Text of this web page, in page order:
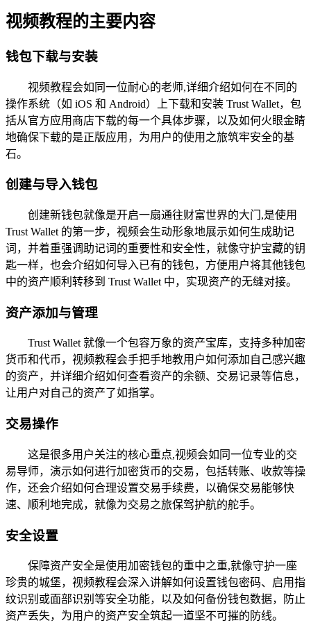
视频教程的主要内容
钱包下载与安装
视频教程会如同一位耐心的老师,详细介绍如何在不同的
操作系统（如 iOS 和 Android）上下载和安装 Trust Wallet，包
括从官方应用商店下载的每一个具体步骤，以及如何火眼金睛
地确保下载的是正版应用，为用户的使用之旅筑牢安全的基
石。
创建与导入钱包
创建新钱包就像是开启一扇通往财富世界的大门,是使用
Trust Wallet 的第一步，视频会生动形象地展示如何生成助记
词，并着重强调助记词的重要性和安全性，就像守护宝藏的钥
匙一样，也会介绍如何导入已有的钱包，方便用户将其他钱包
中的资产顺利转移到 Trust Wallet 中，实现资产的无缝对接。
资产添加与管理
Trust Wallet 就像一个包容万象的资产宝库，支持多种加密
货币和代币，视频教程会手把手地教用户如何添加自己感兴趣
的资产，并详细介绍如何查看资产的余额、交易记录等信息，
让用户对自己的资产了如指掌。
交易操作
这是很多用户关注的核心重点,视频会如同一位专业的交
易导师，演示如何进行加密货币的交易，包括转账、收款等操
作，还会介绍如何合理设置交易手续费，以确保交易能够快
速、顺利地完成，就像为交易之旅保驾护航的舵手。
安全设置
保障资产安全是使用加密钱包的重中之重,就像守护一座
珍贵的城堡，视频教程会深入讲解如何设置钱包密码、启用指
纹识别或面部识别等安全功能，以及如何备份钱包数据，防止
资产丢失，为用户的资产安全筑起一道坚不可摧的防线。